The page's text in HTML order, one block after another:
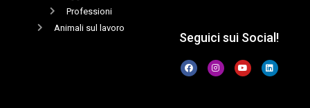
Professioni
Animali sul lavoro
Seguici sui Social!